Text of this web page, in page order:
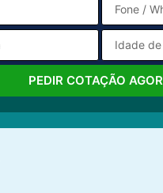
PEDIR COTAÇÃO